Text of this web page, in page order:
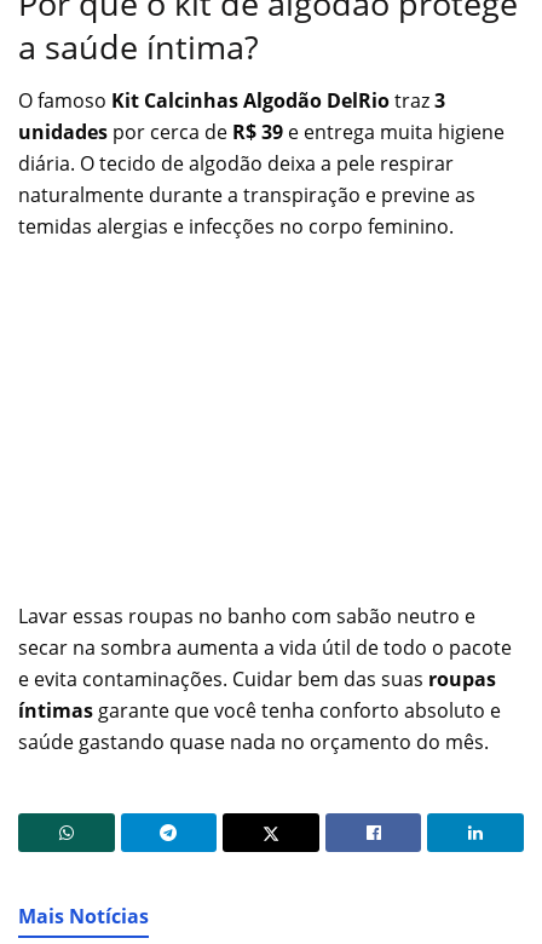
a saúde íntima?
O famoso Kit Calcinhas Algodão DelRiotraz3
unidades por cerca de R$ 39 e entrega muita higiene
diária. O tecido de algodão deixa a pele respirar
naturalmente durante a transpiração e previne as
temidas alergias e infecções no corpo feminino.
Lavar essas roupas no banho com sabão neutro e
secar na sombra aumenta a vida útil de todo o pacote
e evita contaminações. Cuidar bem das suas roupas
íntimas garante que você tenha conforto absoluto e
saúde gastando quase nada no orçamento do mês.
Mais Notícias